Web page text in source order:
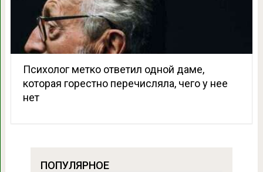
Психолог метко ответил одной даме,
которая горестно перечисляла, чего у нее
нет
ПОПУЛЯРНОЕ